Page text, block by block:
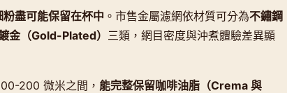
盡可能保留在杯中 。市售金屬濾網依材質可分為不鏽鋼
金（Gold-Plated） 三類，網目密度與沖煮體驗差異顯
200 微米之間， 能完整保留咖啡油脂（Crema 與